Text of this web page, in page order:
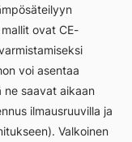
ovat CE-
voi asentaa
ne saavat aikaan
ilmausruuvilla ja
Valkoinen